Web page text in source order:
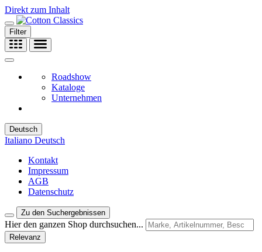
Direkt zum Inhalt
Filter
Roadshow
Kataloge
Unternehmen
Deutsch
Italiano Deutsch
Kontakt
Impressum
AGB
Datenschutz
Zu den Suchergebnissen
Hier den ganzen Shop durchsuchen...
Relevanz